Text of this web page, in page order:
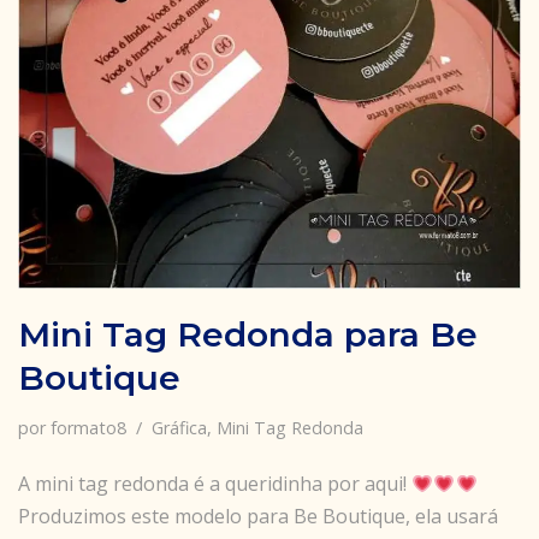
Mini Tag Redonda para Be
Boutique
por formato8 Gráfica, Mini Tag Redonda
A mini tag redonda é a queridinha por aqui!
Produzimos este modelo para Be Boutique, ela usará